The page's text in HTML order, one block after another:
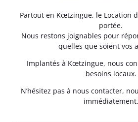
Partout en Kœtzingue, le Location
portée.
Nous restons joignables pour
quelles que soient vos
Implantés à Kœtzingue, nous
besoins locaux.
N’hésitez pas à nous contacter,
immédiatement.